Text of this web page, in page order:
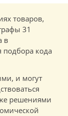
товаров,
31
в
подбора кода
и могут
решениями